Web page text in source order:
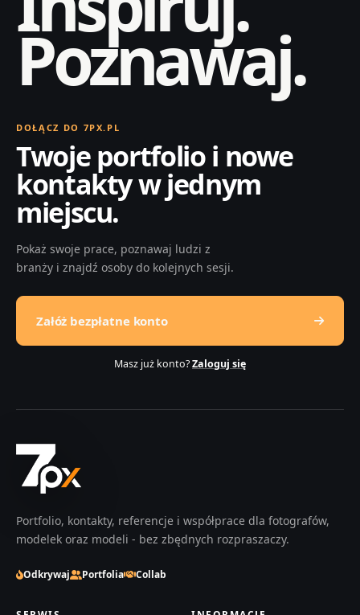
Poznawaj.
DOŁĄCZ DO 7PX.PL
Twoje portfolio i nowe
kontakty w jednym
miejscu.
Pokaż swoje prace, poznawaj ludzi z
branży i znajdź osoby do kolejnych sesji.
Załóż bezpłatne konto
Masz już konto?Zaloguj się
Portfolio, kontakty, referencje i współprace dla fotografów,
modelek oraz modeli - bez zbędnych rozpraszaczy.
Odkrywaj Portfolia Collab